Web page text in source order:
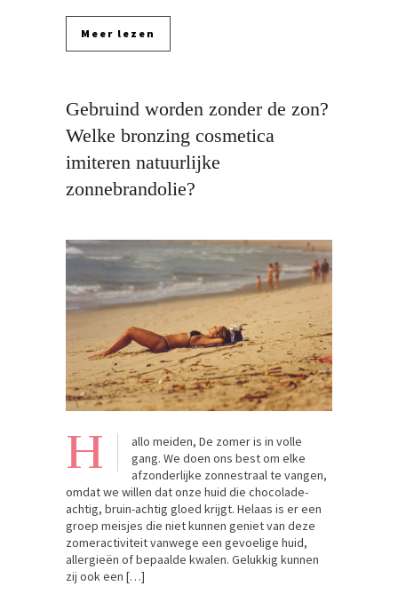
Meer lezen
Gebruind worden zonder de zon?
Welke bronzing cosmetica
imiteren natuurlijke
zonnebrandolie?
H
allo meiden, De zomer is in volle
gang. We doen ons best om elke
afzonderlijke zonnestraal te vangen,
omdat we willen dat onze huid die chocolade-
achtig, bruin-achtig gloed krijgt. Helaas is er een
groep meisjes die niet kunnen geniet van deze
zomeractiviteit vanwege een gevoelige huid,
allergieën of bepaalde kwalen. Gelukkig kunnen
zij ook een […]